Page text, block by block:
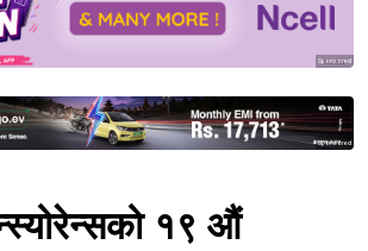
Sponsored
Sponsored
१९ औं